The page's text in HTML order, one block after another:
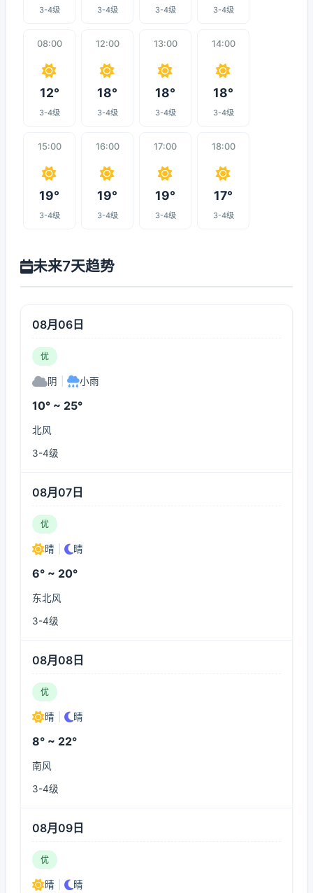
3-4级 3-4级 3-4级 3-4级
08:00
12°
3-4级
12:00
18°
3-4级
13:00
18°
3-4级
14:00
18°
3-4级
15:00
19°
3-4级
16:00
19°
3-4级
17:00
19°
3-4级
18:00
17°
3-4级
未来7天趋势
08月06日
优
阴 小雨
10° ~ 25°
北风
3-4级
08月07日
优
晴 晴
6° ~ 20°
东北风
3-4级
08月08日
优
晴 晴
8° ~ 22°
南风
3-4级
08月09日
优
晴 晴